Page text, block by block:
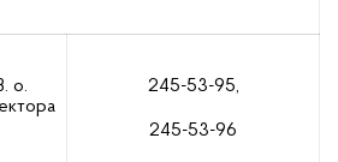
о.
245-53-95,
245-53-96